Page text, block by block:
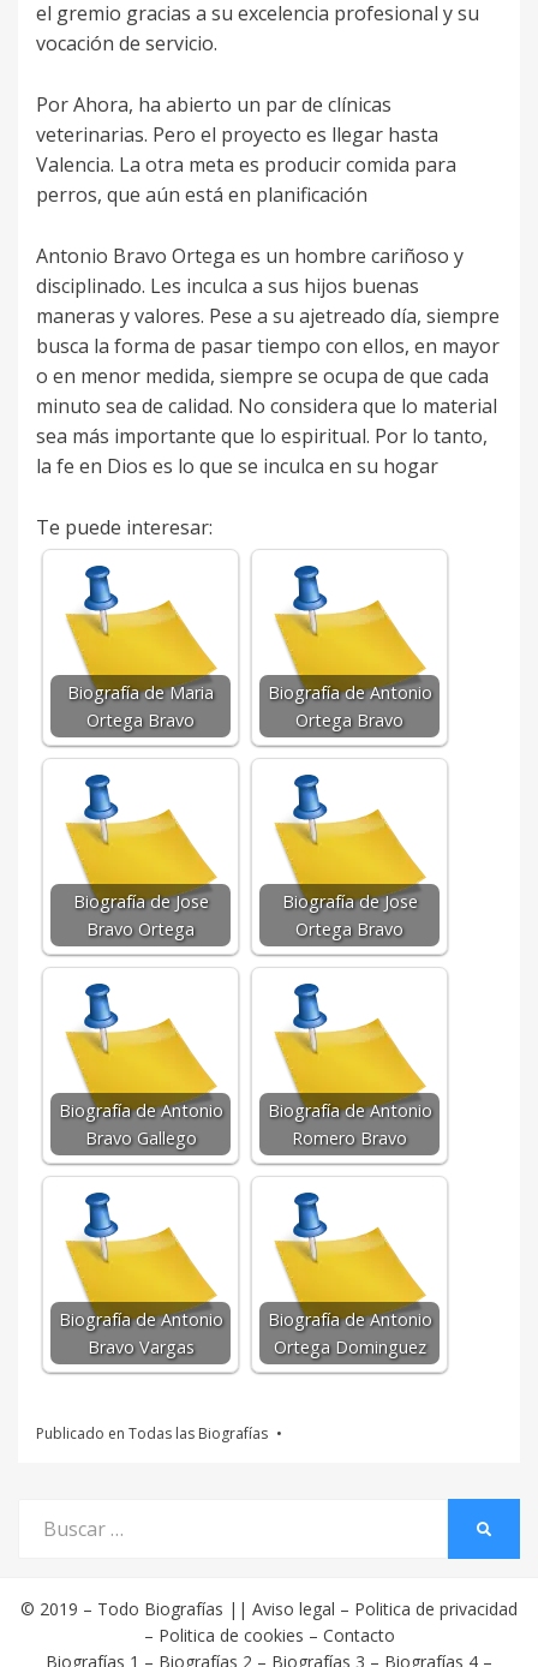
el gremio gracias a su excelencia profesional y su
vocación de servicio.
Por Ahora, ha abierto un par de clínicas
veterinarias. Pero el proyecto es llegar hasta
Valencia. La otra meta es producir comida para
perros, que aún está en planificación
Antonio Bravo Ortega es un hombre cariñoso y
disciplinado. Les inculca a sus hijos buenas
maneras y valores. Pese a su ajetreado día, siempre
busca la forma de pasar tiempo con ellos, en mayor
o en menor medida, siempre se ocupa de que cada
minuto sea de calidad. No considera que lo material
sea más importante que lo espiritual. Por lo tanto,
la fe en Dios es lo que se inculca en su hogar
Te puede interesar:
Biografía de Maria
Ortega Bravo
Biografía de Antonio
Ortega Bravo
Biografía de Jose
Bravo Ortega
Biografía de Jose
Ortega Bravo
Biografía de Antonio
Bravo Gallego
Biografía de Antonio
Romero Bravo
Biografía de Antonio
Bravo Vargas
Biografía de Antonio
Ortega Dominguez
Publicado en Todas las Biografías
por:
© 2019 – Todo Biografías || Aviso legal – Politica de privacidad
– Politica de cookies – Contacto
Biografías 1 – Biografías 2 – Biografías 3 – Biografías 4 –